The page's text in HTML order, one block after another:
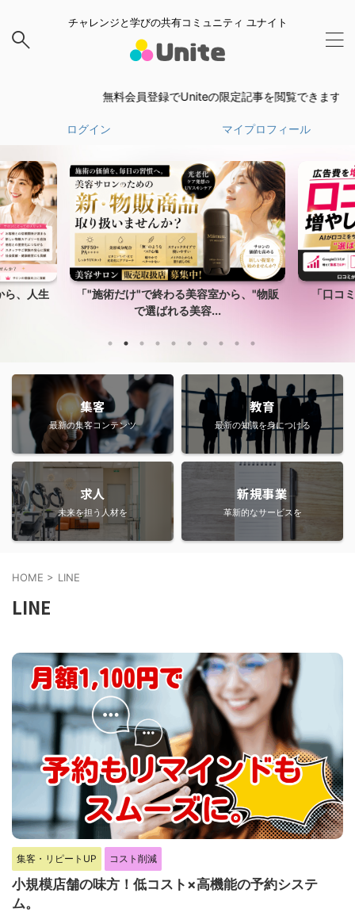
チャレンジと学びの共有コミュニティ ユナイト
無料会員登録でUniteの限定記事を閲覧できます。無料
ログイン マイプロフィール
、"物販
「口コミが増えれば、広告費はいらな
い。」AIが”勝手に...
採用・
集客
最新の集客コンテンツ
教育
最新の知識を身につける
求人
未来を担う人材を
新規事業
革新的なサービスを
HOME > LINE
LINE
集客・リピートUP コスト削減
小規模店舗の味方！低コスト×高機能の予約システ
ム。